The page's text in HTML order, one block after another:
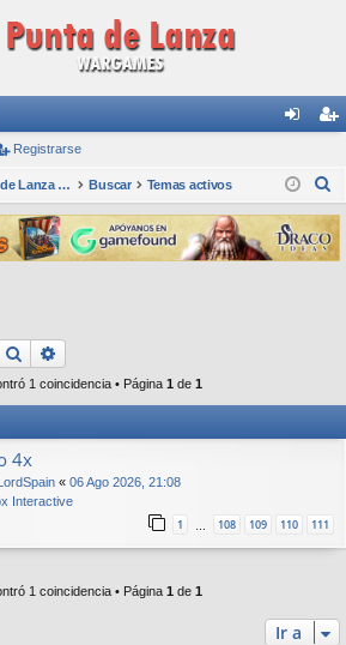
nti
fic
ar
ist
ra
rs
Registrarse
Foro Punta de Lanza Wargames Buscar Temas activos
s
c
Buscar
1 coincidencia • Página 1 de 1
4x
« 06 Ago 2026, 21:08
Interactive
1 108 109 110 111
1 coincidencia • Página 1 de 1
Ir a